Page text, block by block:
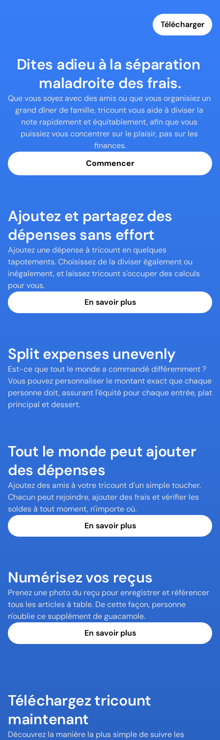
Télécharger
Dites adieu à la séparation
maladroite des frais.
Que vous soyez avec des amis ou que vous organisiez un
grand dîner de famille, tricount vous aide à diviser la
note rapidement et équitablement, afin que vous
puissiez vous concentrer sur le plaisir, pas sur les
finances.
Commencer
Ajoutez et partagez des
dépenses sans effort
Ajoutez une dépense à tricount en quelques
tapotements. Choisissez de la diviser également ou
inégalement, et laissez tricount s'occuper des calculs
pour vous.
En savoir plus
Split expenses unevenly
Est-ce que tout le monde a commandé différemment ?
Vous pouvez personnaliser le montant exact que chaque
personne doit, assurant l'équité pour chaque entrée, plat
principal et dessert.
Tout le monde peut ajouter
des dépenses
Ajoutez des amis à votre tricount d'un simple toucher.
Chacun peut rejoindre, ajouter des frais et vérifier les
soldes à tout moment, n'importe où.
En savoir plus
Numérisez vos reçus
Prenez une photo du reçu pour enregistrer et référencer
tous les articles à table. De cette façon, personne
n'oublie ce supplément de guacamole.
En savoir plus
Téléchargez tricount
maintenant
Découvrez la manière la plus simple de suivre les